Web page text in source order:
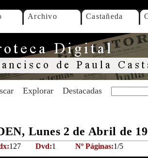
Archivo Castañeda
Explorar Destacadas
Lunes 2 de Abril de
127 Dvd:1 Nº Páginas:1/5